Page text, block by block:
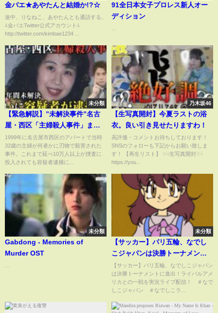
金バエ★あやたんと結婚か!?☆
途中、りなねこ、あやたんとも通話する。
⁂金バエTwitter公式アカウント⁂
http://twitter.com/kimbae1234 ...
91全日本女子プロレス新人オー
ディション
未分類
【緊急解説】”未解決事件”名古
屋・西区「主婦殺人事件」まも
なく26年で容疑者逮捕／1人で出
頭…一体なぜ？
1999年に名古屋市西区のアパートで当時
32歳の主婦が何者かに刃物で殺害された
事件。これまで延べ10万人以上が捜査に
投入されても容疑者逮捕に...
乃木坂46
【生写真開封】今夏ラストの浴
衣。良い引き見せたりますわ！
高評価・コメントお待ちしております！
SNSのフォローも下記からお願い致しま
す！ 【再生リスト】 ☟☟生写真開封☟☟
https://you...
未分類
Gabdong - Memories of
Murder OST
未分類
【サッカー】パリ五輪、なでし
こジャパンは決勝トーナメント
に進出！ライバルアメリカとの
一戦を実況ライブ配信！ ＃な
でしこジャパン ＃なでしこラ
こ ＃パリオリンピックなでし
【サッカー】パリ五輪、なでしこジャパン
は決勝トーナメントに進出！ライバルアメ
リカとの一戦を実況ライブ配信！ ＃なで
しこジャパン ＃なでしこラ...